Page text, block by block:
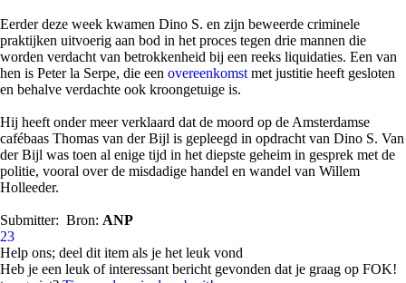
Eerder deze week kwamen Dino S. en zijn beweerde criminele
praktijken uitvoerig aan bod in het proces tegen drie mannen die
worden verdacht van betrokkenheid bij een reeks liquidaties. Een van
hen is Peter la Serpe, die een overeenkomst met justitie heeft gesloten
en behalve verdachte ook kroongetuige is.
Hij heeft onder meer verklaard dat de moord op de Amsterdamse
cafébaas Thomas van der Bijl is gepleegd in opdracht van Dino S. Van
der Bijl was toen al enige tijd in het diepste geheim in gesprek met de
politie, vooral over de misdadige handel en wandel van Willem
Holleeder.
Submitter: Bron: ANP
23
Help ons; deel dit item als je het leuk vond
Heb je een leuk of interessant bericht gevonden dat je graag op FOK!